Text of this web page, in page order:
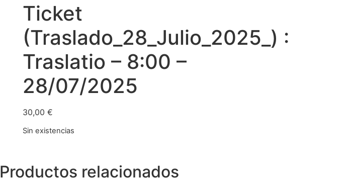
Ticket
(Traslado_28_Julio_2025_) :
Traslatio – 8:00 –
28/07/2025
30,00 €
Sin existencias
Productos relacionados